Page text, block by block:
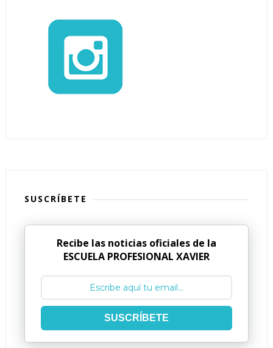
SUSCRÍBETE
Recibe las noticias oficiales de la
ESCUELA PROFESIONAL XAVIER
SUSCRÍBETE